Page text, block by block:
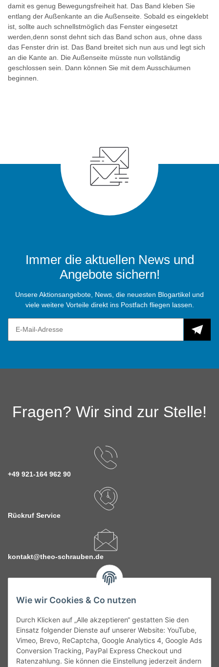
Wie wir Cookies & Co nutzen
Durch Klicken auf „Alle akzeptieren“ gestatten Sie den
Einsatz folgender Dienste auf unserer Website: YouTube,
Vimeo, Brevo, ReCaptcha, Google Analytics 4, Google Ads
Conversion Tracking, PayPal Express Checkout und
Ratenzahlung. Sie können die Einstellung jederzeit ändern
damit es genug Bewegungsfreiheit hat. Das Band kleben Sie
entlang der Außenkante an die Außenseite. Sobald es eingeklebt
ist, sollte auch schnellstmöglich das Fenster eingesetzt
werden,denn sonst dehnt sich das Band schon aus, ohne dass
das Fenster drin ist. Das Band breitet sich nun aus und legt sich
an die Kante an. Die Außenseite müsste nun vollständig
geschlossen sein. Dann können Sie mit dem Ausschäumen
beginnen.
Immer die aktuellen News und
Angebote sichern!
Unsere Aktionsangebote, News, die neuesten Blogartikel und
viele weitere Vorteile direkt ins Postfach fliegen lassen.
Fragen? Wir sind zur Stelle!
+49 921-164 962 90
Rückruf Service
kontakt@theo-schrauben.de
Service
Gesetzliche Informationen